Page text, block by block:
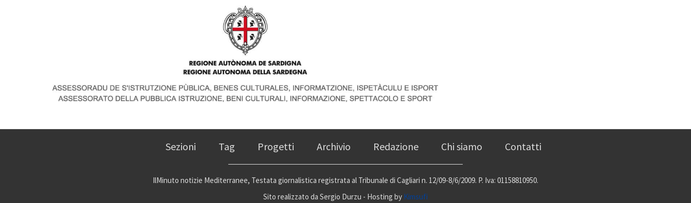
Sezioni Tag Progetti Archivio Redazione Chi siamo Contatti
IlMinuto notizie Mediterranee, Testata giornalistica registrata al Tribunale di Cagliari n. 12/09-8/6/2009. P. Iva: 01158810950.
Sito realizzato da Sergio Durzu - Hosting by Kimsufi